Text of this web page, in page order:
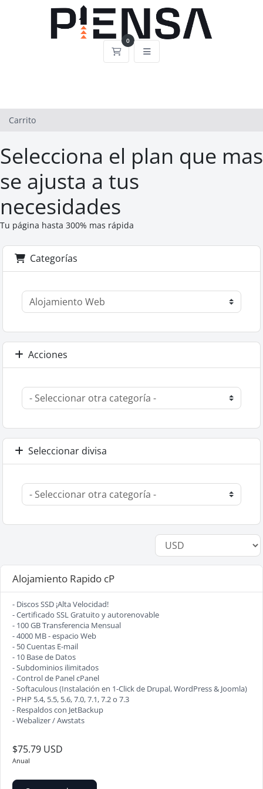
0
Carrito
Carrito
Selecciona el plan que mas
se ajusta a tus
necesidades
Tu página hasta 300% mas rápida
Categorías
Acciones
Seleccionar divisa
Alojamiento Rapido cP
- Discos SSD ¡Alta Velocidad!
- Certificado SSL Gratuito y autorenovable
- 100 GB Transferencia Mensual
- 4000 MB - espacio Web
- 50 Cuentas E-mail
- 10 Base de Datos
- Subdominios ilimitados
- Control de Panel cPanel
- Softaculous (Instalación en 1-Click de Drupal, WordPress & Joomla)
- PHP 5.4, 5.5, 5.6, 7.0, 7.1, 7.2 o 7.3
- Respaldos con JetBackup
- Webalizer / Awstats
$75.79 USD
Anual